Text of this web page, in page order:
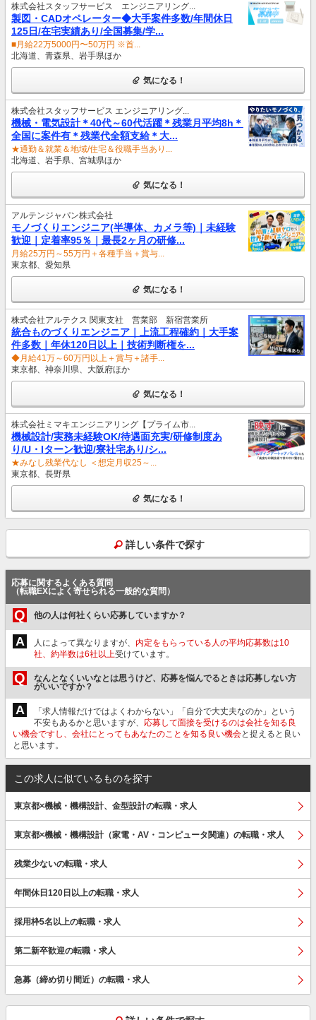
株式会社スタッフサービス エンジニアリング...
製図・CADオペレーター◆大手案件多数/年間休日
125日/在宅実績あり/全国募集/学...
■月給22万5000円〜50万円 ※首...
北海道、青森県、岩手県ほか
気になる！
株式会社スタッフサービス エンジニアリング...
機械・電気設計＊40代～60代活躍＊残業月平均8h＊
全国に案件有＊残業代全額支給＊大...
★通勤＆就業＆地域/住宅＆役職手当あり...
北海道、岩手県、宮城県ほか
気になる！
アルテンジャパン株式会社
モノづくりエンジニア(半導体、カメラ等)｜未経験
歓迎｜定着率95％｜最長2ヶ月の研修...
月給25万円～55万円＋各種手当＋賞与...
東京都、愛知県
気になる！
株式会社アルテクス 関東支社 営業部 新宿営業所
統合ものづくりエンジニア｜上流工程確約｜大手案
件多数｜年休120日以上｜技術判断権を...
◆月給41万～60万円以上＋賞与＋諸手...
東京都、神奈川県、大阪府ほか
気になる！
株式会社ミマキエンジニアリング【プライム市...
機械設計/実務未経験OK/待遇面充実/研修制度あ
り/U・Iターン歓迎/寮社宅あり/シ...
★みなし残業代なし ＜想定月収25～...
東京都、長野県
気になる！
詳しい条件で探す
応募に関するよくある質問
（転職EXによく寄せられる一般的な質問）
Q 他の人は何社くらい応募していますか？
A 人によって異なりますが、 内定をもらっている人の平均応募数は10
社、約半数は6社以上受けています。
Q
なんとなくいいなとは思うけど、応募を悩んでるときは応募しない方
がいいですか？
A
「求人情報だけではよくわからない」「自分で大丈夫なのか」という
不安もあるかと思いますが、 応募して面接を受けるのは会社を知る良
い機会ですし、会社にとってもあなたのことを知る良い機会と捉えると良い
と思います。
この求人に似ているものを探す
東京都×機械・機構設計、金型設計の転職・求人
東京都×機械・機構設計（家電・AV・コンピュータ関連）の転職・求人
残業少ないの転職・求人
年間休日120日以上の転職・求人
採用枠5名以上の転職・求人
第二新卒歓迎の転職・求人
急募（締め切り間近）の転職・求人